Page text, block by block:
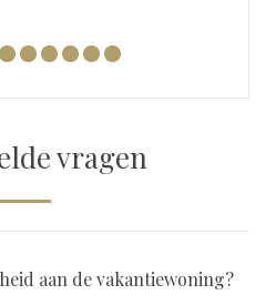
vragen
aan de vakantiewoning?